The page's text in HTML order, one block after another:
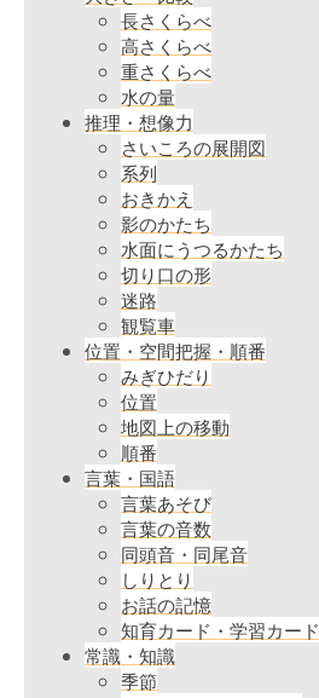
長さくらべ
高さくらべ
重さくらべ
水の量
推理・想像力
さいころの展開図
系列
おきかえ
影のかたち
水面にうつるかたち
切り口の形
迷路
観覧車
位置・空間把握・順番
みぎひだり
位置
地図上の移動
順番
言葉・国語
言葉あそび
言葉の音数
同頭音・同尾音
しりとり
お話の記憶
知育カード・学習カード
常識・知識
季節